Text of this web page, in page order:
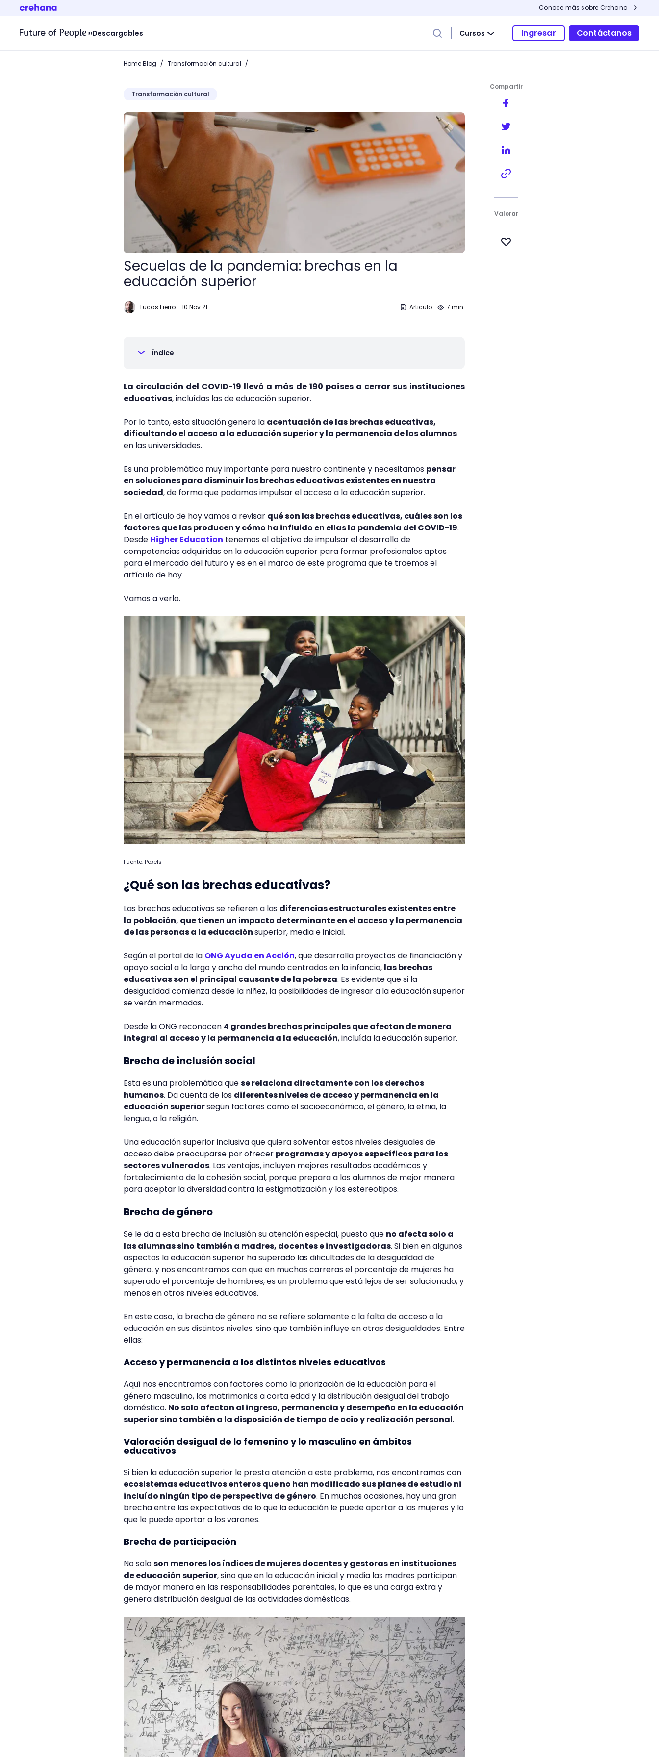
Conoce más sobre Crehana
Descargables Cursos Ingresar Contáctanos
Home Blog / Transformación cultural /
Transformación cultural
Secuelas de la pandemia: brechas en la educación superior
Secuelas de la pandemia: brechas en la
educación superior
Lucas Fierro- 10 Nov 21 Articulo 7 min.
Índice
La circulación del COVID-19 llevó a más de 190 países a cerrar sus instituciones
educativas, incluídas las de educación superior.
Por lo tanto, esta situación genera la acentuación de las brechas educativas,
dificultando el acceso a la educación superior y la permanencia de los alumnos
en las universidades.
Es una problemática muy importante para nuestro continente y necesitamos pensar
en soluciones para disminuir las brechas educativas existentes en nuestra
sociedad, de forma que podamos impulsar el acceso a la educación superior.
En el artículo de hoy vamos a revisar qué son las brechas educativas, cuáles son los
factores que las producen y cómo ha influido en ellas la pandemia del COVID-19.
Desde Higher Education tenemos el objetivo de impulsar el desarrollo de
competencias adquiridas en la educación superior para formar profesionales aptos
para el mercado del futuro y es en el marco de este programa que te traemos el
artículo de hoy.
Vamos a verlo.
Fuente: Pexels
¿Qué son las brechas educativas?
Las brechas educativas se refieren a las diferencias estructurales existentes entre
la población, que tienen un impacto determinante en el acceso y la permanencia
de las personas a la educaciónsuperior, media e inicial.
Según el portal de la ONG Ayuda en Acción, que desarrolla proyectos de financiación y
apoyo social a lo largo y ancho del mundo centrados en la infancia, las brechas
educativas son el principal causante de la pobreza. Es evidente que si la
desigualdad comienza desde la niñez, la posibilidades de ingresar a la educación superior
se verán mermadas.
Desde la ONG reconocen 4 grandes brechas principales que afectan de manera
integral al acceso y la permanencia a la educación, incluída la educación superior.
Brecha de inclusión social
Esta es una problemática quese relaciona directamente con los derechos
humanos. Da cuenta de los diferentes niveles de acceso y permanencia en la
educación superiorsegún factores como el socioeconómico, el género, la etnia, la
lengua, o la religión.
Una educación superior inclusiva que quiera solventar estos niveles desiguales de
acceso debe preocuparse por ofrecer programas y apoyos específicos para los
sectores vulnerados. Las ventajas, incluyen mejores resultados académicos y
fortalecimiento de la cohesión social, porque prepara a los alumnos de mejor manera
para aceptar la diversidad contra la estigmatización y los estereotipos.
Brecha de género
Se le da a esta brecha de inclusión su atención especial, puesto que no afecta solo a
las alumnas sino también a madres, docentes e investigadoras. Si bien en algunos
aspectos la educación superior ha superado las dificultades de la desigualdad de
género, y nos encontramos con que en muchas carreras el porcentaje de mujeres ha
superado el porcentaje de hombres, es un problema que está lejos de ser solucionado, y
menos en otros niveles educativos.
En este caso, la brecha de género no se refiere solamente a la falta de acceso a la
educación en sus distintos niveles, sino que también influye en otras desigualdades. Entre
ellas:
Acceso y permanencia a los distintos niveles educativos
Aquí nos encontramos con factores como la priorización de la educación para el
género masculino, los matrimonios a corta edad y la distribución desigual del trabajo
doméstico. No solo afectan al ingreso, permanencia y desempeño en la educación
superior sino también a la disposición de tiempo de ocio y realización personal.
Valoración desigual de lo femenino y lo masculino en ámbitos
educativos
Si bien la educación superior le presta atención a este problema, nos encontramos con
ecosistemas educativos enteros que no han modificado sus planes de estudio ni
incluído ningún tipo de perspectiva de género. En muchas ocasiones, hay una gran
brecha entre las expectativas de lo que la educación le puede aportar a las mujeres y lo
que le puede aportar a los varones.
Brecha de participación
No soloson menores los índices de mujeres docentes y gestoras en instituciones
de educación superior, sino que en la educación inicial y media las madres participan
de mayor manera en las responsabilidades parentales, lo que es una carga extra y
genera distribución desigual de las actividades domésticas.
Compartir
Valorar